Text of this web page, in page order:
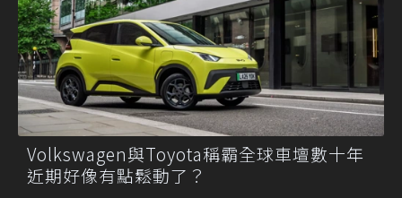
Volkswagen與Toyota稱霸全球車壇數十年
近期好像有點鬆動了？